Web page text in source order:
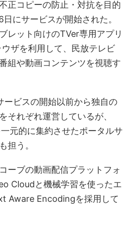
正コピーの防止・対抗を目的
にサービスが開始された。
レット向けのTVer専用アプリ
ザを利用して、民放テレビ
組や動画コンテンツを視聴す
ービスの開始以前から独自の
それぞれ運営しているが、
元的に集約させたポータルサ
担う。
ーブの動画配信プラットフォ
Cloudと機械学習を使ったエ
Aware Encodingを採用して